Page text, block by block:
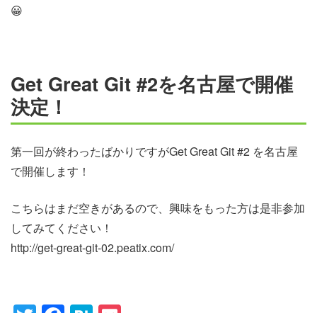
😀
Get Great Git #2を名古屋で開催
決定！
第一回が終わったばかりですがGet Great Git #2 を名古屋
で開催します！
こちらはまだ空きがあるので、興味をもった方は是非参加
してみてください！
http://get-great-git-02.peatix.com/